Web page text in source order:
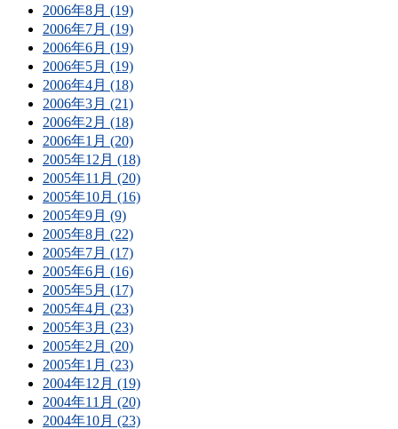
2006年8月 (19)
2006年7月 (19)
2006年6月 (19)
2006年5月 (19)
2006年4月 (18)
2006年3月 (21)
2006年2月 (18)
2006年1月 (20)
2005年12月 (18)
2005年11月 (20)
2005年10月 (16)
2005年9月 (9)
2005年8月 (22)
2005年7月 (17)
2005年6月 (16)
2005年5月 (17)
2005年4月 (23)
2005年3月 (23)
2005年2月 (20)
2005年1月 (23)
2004年12月 (19)
2004年11月 (20)
2004年10月 (23)